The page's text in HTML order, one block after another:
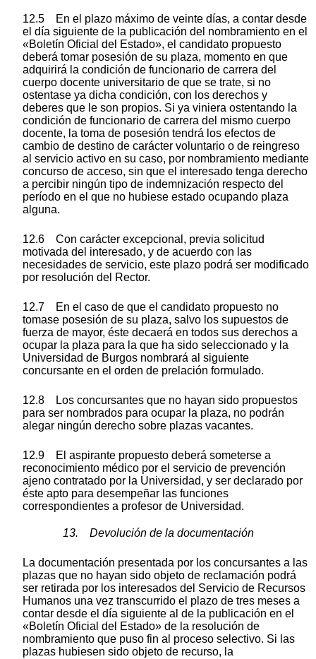
12.5 En el plazo máximo de veinte días, a contar desde
el día siguiente de la publicación del nombramiento en el
«Boletín Oficial del Estado», el candidato propuesto
deberá tomar posesión de su plaza, momento en que
adquirirá la condición de funcionario de carrera del
cuerpo docente universitario de que se trate, si no
ostentase ya dicha condición, con los derechos y
deberes que le son propios. Si ya viniera ostentando la
condición de funcionario de carrera del mismo cuerpo
docente, la toma de posesión tendrá los efectos de
cambio de destino de carácter voluntario o de reingreso
al servicio activo en su caso, por nombramiento mediante
concurso de acceso, sin que el interesado tenga derecho
a percibir ningún tipo de indemnización respecto del
período en el que no hubiese estado ocupando plaza
alguna.
12.6 Con carácter excepcional, previa solicitud
motivada del interesado, y de acuerdo con las
necesidades de servicio, este plazo podrá ser modificado
por resolución del Rector.
12.7 En el caso de que el candidato propuesto no
tomase posesión de su plaza, salvo los supuestos de
fuerza de mayor, éste decaerá en todos sus derechos a
ocupar la plaza para la que ha sido seleccionado y la
Universidad de Burgos nombrará al siguiente
concursante en el orden de prelación formulado.
12.8 Los concursantes que no hayan sido propuestos
para ser nombrados para ocupar la plaza, no podrán
alegar ningún derecho sobre plazas vacantes.
12.9 El aspirante propuesto deberá someterse a
reconocimiento médico por el servicio de prevención
ajeno contratado por la Universidad, y ser declarado por
éste apto para desempeñar las funciones
correspondientes a profesor de Universidad.
13. Devolución de la documentación
La documentación presentada por los concursantes a las
plazas que no hayan sido objeto de reclamación podrá
ser retirada por los interesados del Servicio de Recursos
Humanos una vez transcurrido el plazo de tres meses a
contar desde el día siguiente al de la publicación en el
«Boletín Oficial del Estado» de la resolución de
nombramiento que puso fin al proceso selectivo. Si las
plazas hubiesen sido objeto de recurso, la